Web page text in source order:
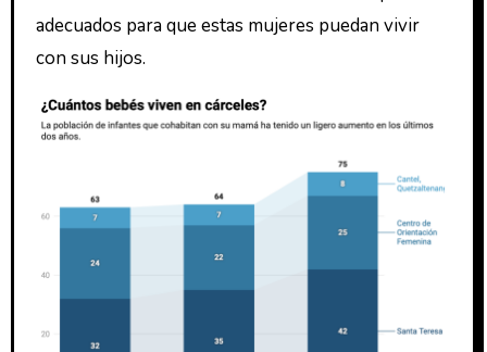
adecuados para que estas mujeres puedan vivir
con sus hijos.